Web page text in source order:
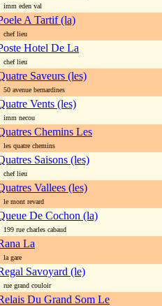
imm eden val
A Tartif (la)
chef lieu
Hotel De La
chef lieu
Saveurs (les)
50 avenue bernardines
Vents (les)
imm necou
Chemins Les
les quatre chemins
Saisons (les)
chef lieu
Vallees (les)
le mont revard
De Cochon (la)
199 rue charles cabaud
La
la gare
Savoyard (le)
rue grand couloir
Du Grand Som Le